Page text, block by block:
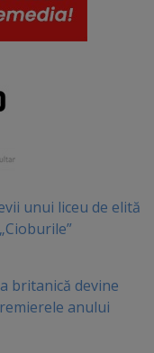
unui liceu de elită
britanică devine
anului